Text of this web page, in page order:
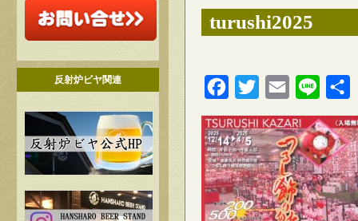
反射炉ビヤ関連
turushi2025
FacebookTwitter Email Line